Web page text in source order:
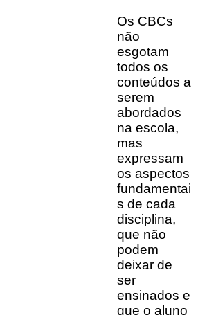
Os CBCs
não
esgotam
todos os
conteúdos a
serem
abordados
na escola,
mas
expressam
os aspectos
fundamentai
s de cada
disciplina,
que não
podem
deixar de
ser
ensinados e
que o aluno